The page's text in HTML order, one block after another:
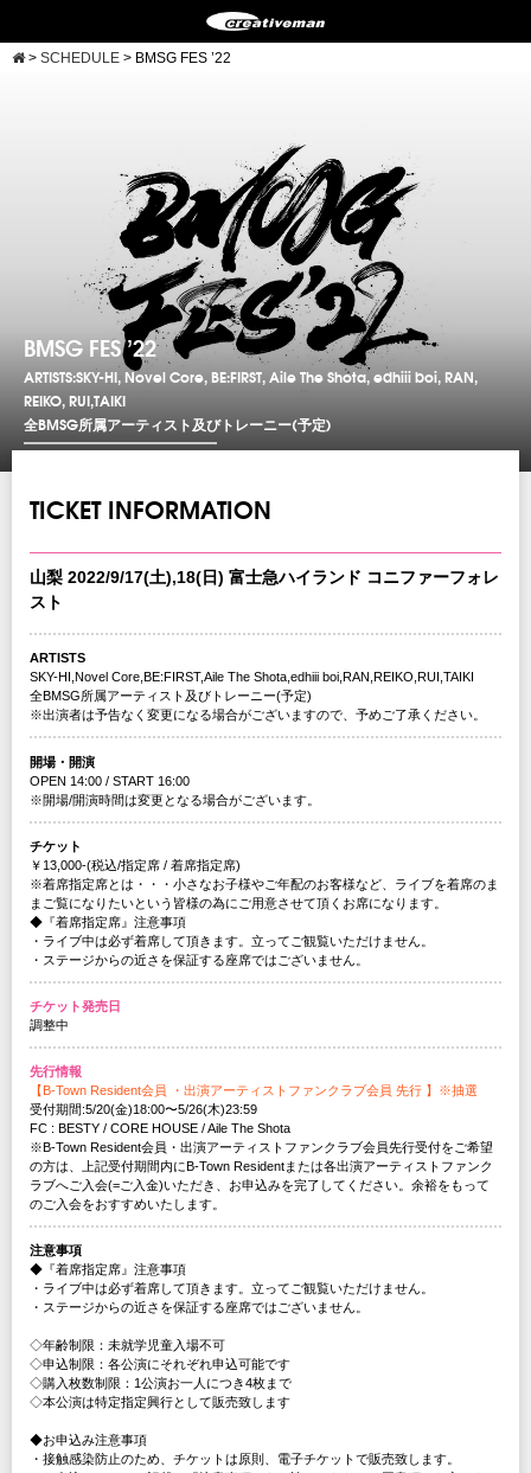
> SCHEDULE > BMSG FES ’22
BMSG FES ’22
ARTISTS:SKY-HI, Novel Core, BE:FIRST, Aile The Shota, edhiii boi, RAN,
REIKO, RUI,TAIKI
全BMSG所属アーティスト及びトレーニー(予定)
TICKET INFORMATION
山梨 2022/9/17(土),18(日) 富士急ハイランド コニファーフォレ
スト
ARTISTS
SKY-HI,Novel Core,BE:FIRST,Aile The Shota,edhiii boi,RAN,REIKO,RUI,TAIKI
全BMSG所属アーティスト及びトレーニー(予定)
※出演者は予告なく変更になる場合がございますので、予めご了承ください。
開場・開演
OPEN 14:00 / START 16:00
※開場/開演時間は変更となる場合がございます。
チケット
￥13,000-(税込/指定席 / 着席指定席)
※着席指定席とは・・・小さなお子様やご年配のお客様など、ライブを着席のま
まご覧になりたいという皆様の為にご用意させて頂くお席になります。
◆『着席指定席』注意事項
・ライブ中は必ず着席して頂きます。立ってご観覧いただけません。
・ステージからの近さを保証する座席ではございません。
チケット発売日
調整中
先行情報
【B-Town Resident会員 ・出演アーティストファンクラブ会員 先行 】※抽選
受付期間:5/20(金)18:00〜5/26(木)23:59
FC : BESTY / CORE HOUSE / Aile The Shota
※B-Town Resident会員・出演アーティストファンクラブ会員先行受付をご希望
の方は、上記受付期間内にB-Town Residentまたは各出演アーティストファンク
ラブへご入会(=ご入金)いただき、お申込みを完了してください。余裕をもって
のご入会をおすすめいたします。
注意事項
◆『着席指定席』注意事項
・ライブ中は必ず着席して頂きます。立ってご観覧いただけません。
・ステージからの近さを保証する座席ではございません。
◇年齢制限：未就学児童入場不可
◇申込制限：各公演にそれぞれ申込可能です
◇購入枚数制限：1公演お一人につき4枚まで
◇本公演は特定指定興行として販売致します
◆お申込み注意事項
・接触感染防止のため、チケットは原則、電子チケットで販売致します。